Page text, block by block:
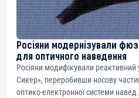
Росіяни модернізували
для оптичного наведення
Росіяни модифікували
Сикер», переробивши носову
оптико-електронної системи